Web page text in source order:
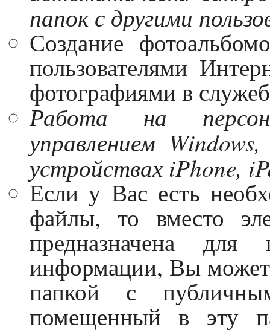
папок с другими
Создание
пользователями
фотографиями в
Работа на
управлением
устройствах iPhone,
Если у Вас есть
файлы, то вместо
предназначена
информации, Вы
папкой с
помещенный в эту